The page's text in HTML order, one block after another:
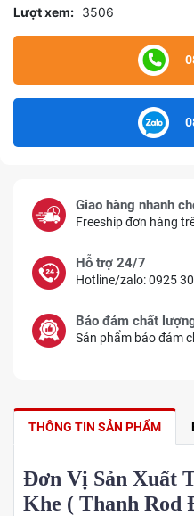
Lượt xem: 3506
Giao hàng nhanh
Freeship đơn hàng
Hỗ trợ 24/7
Hotline/zalo: 0925
Bảo đảm chất
Sản phẩm bảo đảm
THÔNG TIN SẢN PHẨM
Đơn Vị Sản Xuất
Khe ( Thanh Rod